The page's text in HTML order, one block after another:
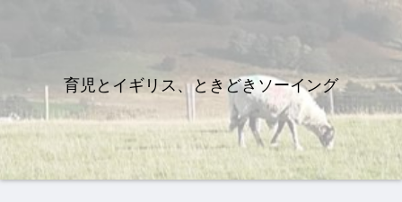
育児とイギリス、ときどきソーイング